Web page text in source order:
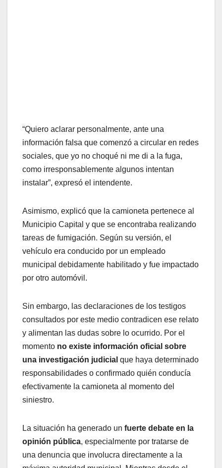
“Quiero aclarar personalmente, ante una
información falsa que comenzó a circular en redes
sociales, que yo no choqué ni me di a la fuga,
como irresponsablemente algunos intentan
instalar”, expresó el intendente.
Asimismo, explicó que la camioneta pertenece al
Municipio Capital y que se encontraba realizando
tareas de fumigación. Según su versión, el
vehículo era conducido por un empleado
municipal debidamente habilitado y fue impactado
por otro automóvil.
Sin embargo, las declaraciones de los testigos
consultados por este medio contradicen ese relato
y alimentan las dudas sobre lo ocurrido. Por el
momento no existe información oficial sobre
una investigación judicial que haya determinado
responsabilidades o confirmado quién conducía
efectivamente la camioneta al momento del
siniestro.
La situación ha generado un fuerte debate en la
opinión pública, especialmente por tratarse de
una denuncia que involucra directamente a la